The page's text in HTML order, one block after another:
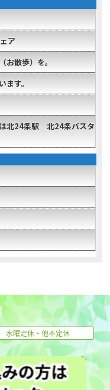
ア
散歩）を。
す。
北24条駅 北24条バスタ
水曜定休・他不定休